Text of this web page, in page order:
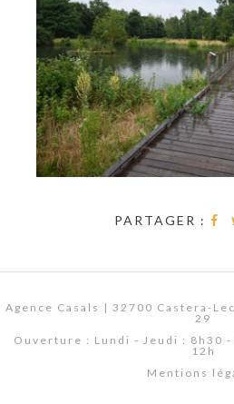
PARTAGER :
Agence Casals | 32700 Castera-
29
Ouverture : Lundi - Jeudi : 8h30
12h
Mentions